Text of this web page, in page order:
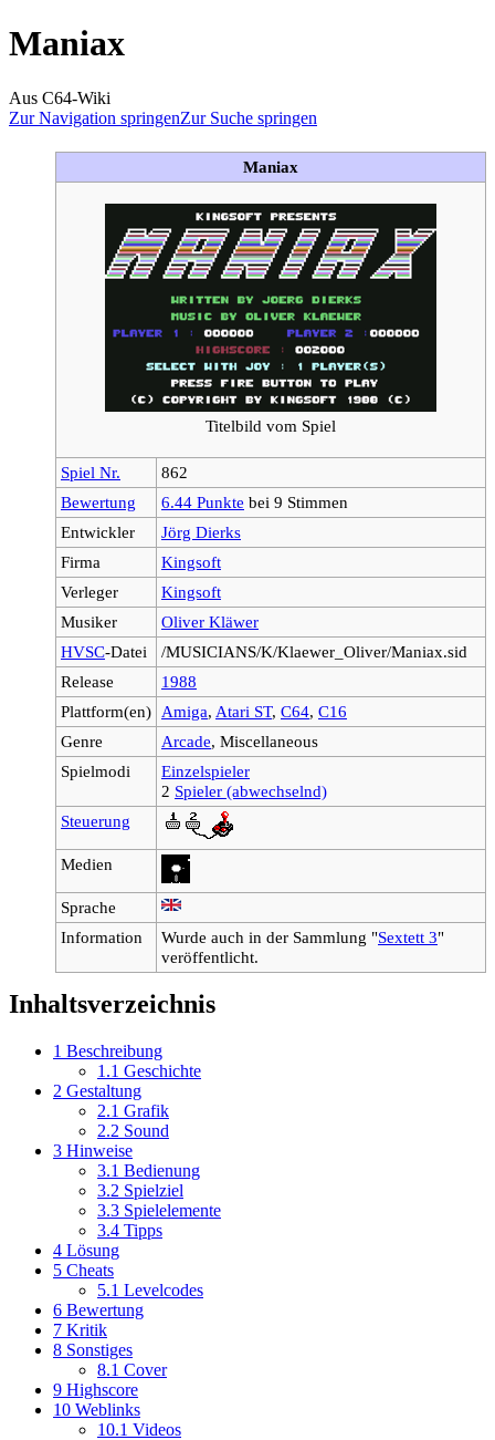
Maniax
Aus C64-Wiki
Zur Navigation springenZur Suche springen
Maniax
Titelbild vom Spiel
Spiel Nr.
862
Bewertung
6.44 Punkte bei 9 Stimmen
Entwickler
Jörg Dierks
Firma
Kingsoft
Verleger
Kingsoft
Musiker
Oliver Kläwer
HVSC-Datei
/MUSICIANS/K/Klaewer_Oliver/Maniax.sid
Release
1988
Plattform(en) Amiga, Atari ST, C64, C16
Genre
Arcade, Miscellaneous
Spielmodi
Einzelspieler
2 Spieler (abwechselnd)
Steuerung
Medien
Sprache
Information
Wurde auch in der Sammlung "Sextett 3"
veröffentlicht.
Inhaltsverzeichnis
1 Beschreibung
1.1 Geschichte
2 Gestaltung
2.1 Grafik
2.2 Sound
3 Hinweise
3.1 Bedienung
3.2 Spielziel
3.3 Spielelemente
3.4 Tipps
4 Lösung
5 Cheats
5.1 Levelcodes
6 Bewertung
7 Kritik
8 Sonstiges
8.1 Cover
9 Highscore
10 Weblinks
10.1 Videos